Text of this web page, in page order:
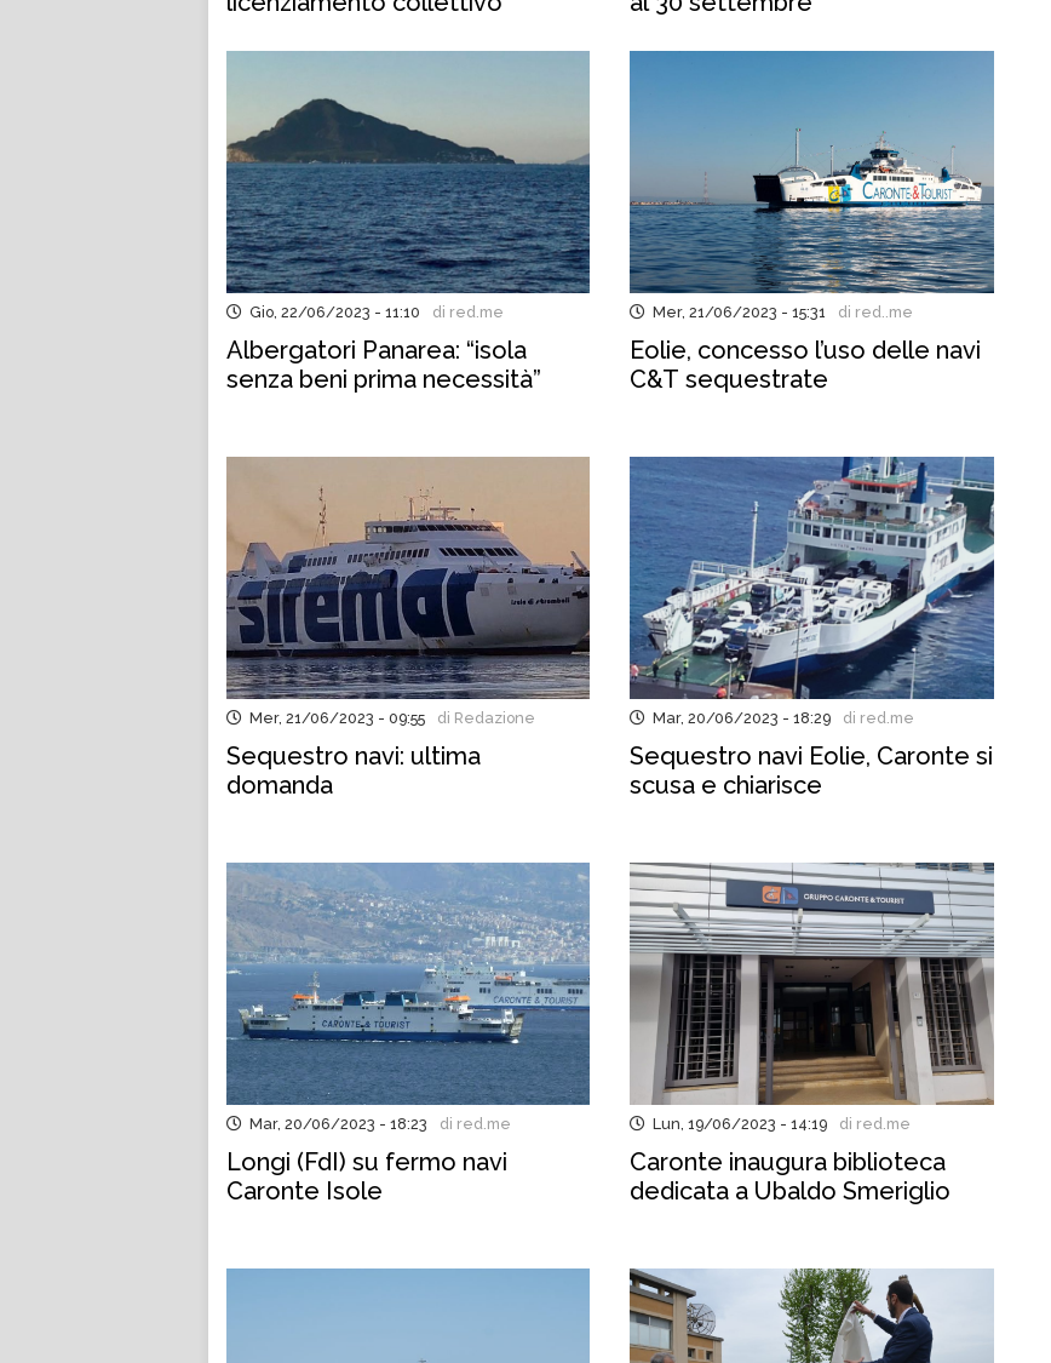
Gio, 22/06/2023 - 11:10 di red.me
Albergatori Panarea: “isola
senza beni prima necessità”
Mer, 21/06/2023 - 15:31 di red..me
Eolie, concesso l’uso delle navi
C&T sequestrate
Mer, 21/06/2023 - 09:55 di Redazione
Sequestro navi: ultima
domanda
Mar, 20/06/2023 - 18:29 di red.me
Sequestro navi Eolie, Caronte si
scusa e chiarisce
Mar, 20/06/2023 - 18:23 di red.me
Longi (FdI) su fermo navi
Caronte Isole
Lun, 19/06/2023 - 14:19 di red.me
Caronte inaugura biblioteca
dedicata a Ubaldo Smeriglio